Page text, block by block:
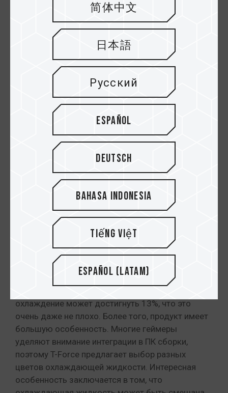
C. Радиатор на водяном
T-FORCE CARDEA LIQUID - это продукт который
широко обсуждается и привлекает к себе
внимание с момента его выпуска.
Такой тип водяного охлаждения охлаждает не
так эффективно как водяное охлаждение
процессора. В конце концов, водяное
охлаждение процессора отводит лучше тепло
еще и благодаря вентиляторами. Но не стоит
переживать, так как на самом деле, Gen 3*4
накопитель вырабатывает не так много тепла
как процессор. Поэтому, здесь нет потребности
в мощном охлаждении.
Давайте рассмотрим, какой же эффект дает T-
FORCE CARDEA LIQUID.
Согласно тестам, здесь нет большой разницы
охлаждение может достигнуть 13%, что это
очень даже не плохо. Более того, продукт имеет
большую особенность. Многие геймеры
уделяют внимание интеграции в ПК сборки,
поэтому T-Force предлагает выбор разных
цветов охлаждающей жидкости. Интересная
особенность заключается в том, что
简体中文
日本語
Русский
Español
Deutsch
Bahasa Indonesia
Tiếng Việt
Español (Latam)